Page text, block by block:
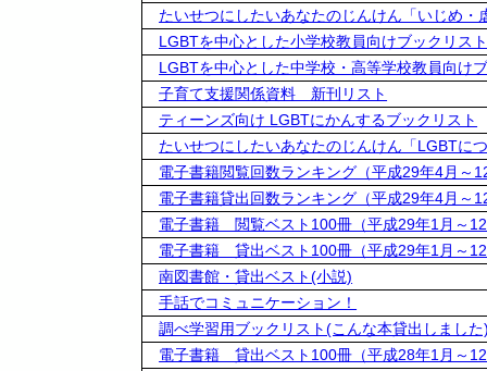
たいせつにしたいあなたのじんけん「いじめ・
LGBTを中心とした小学校教員向けブックリス
LGBTを中心とした中学校・高等学校教員向け
子育て支援関係資料 新刊リスト
ティーンズ向け LGBTにかんするブックリスト
たいせつにしたいあなたのじんけん「LGBTに
電子書籍閲覧回数ランキング（平成29年4月～
電子書籍貸出回数ランキング（平成29年4月～
電子書籍 閲覧ベスト100冊（平成29年1月～
電子書籍 貸出ベスト100冊（平成29年1月～
南図書館・貸出ベスト(小説)
手話でコミュニケーション！
調べ学習用ブックリスト(こんな本貸出しました
電子書籍 貸出ベスト100冊（平成28年1月～